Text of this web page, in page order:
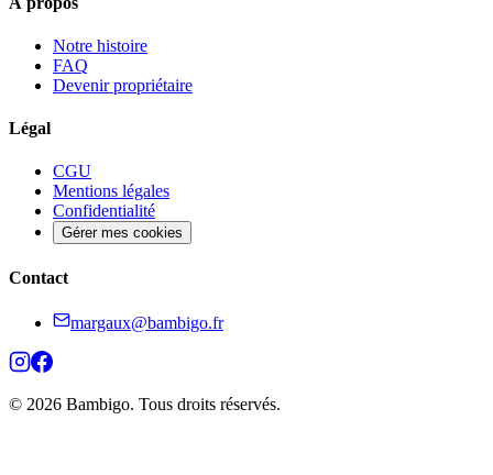
Notre histoire
FAQ
Devenir propriétaire
Légal
CGU
Mentions légales
Confidentialité
Gérer mes cookies
Contact
margaux@bambigo.fr
© 2026 Bambigo. Tous droits réservés.